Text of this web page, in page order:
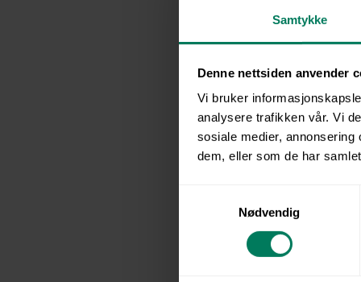
Samtykke
Denne nettsiden anvender
Vi bruker
analysere trafikken vår. Vi
sosiale medier,
dem, eller som de har
Nødvendig
anlegg, i
sentralt
mellom
Kurset gir
arbeid,
kjent med de
Eksempler